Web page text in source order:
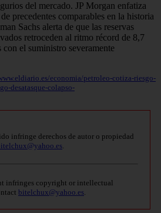
del mercado. JP Morgan enfatiza
precedentes comparables en la historia
Sachs alerta de que las reservas
retroceden al ritmo récord de 8,7
el suministro severamente
economia/petroleo-cotiza-riesgo-
desatasque-colapso-
infringe derechos de autor o propiedad
infringes copyright or intellectual
bitelchux@yahoo.es